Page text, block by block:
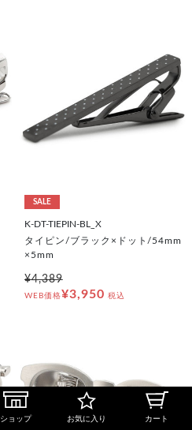
SALE
K-DT-TIEPIN-BL_X
タイピン/ブラック×ドット/54mm
×5mm
¥4,389
WEB価格¥3,950 税込
ショップ お気に入り カート